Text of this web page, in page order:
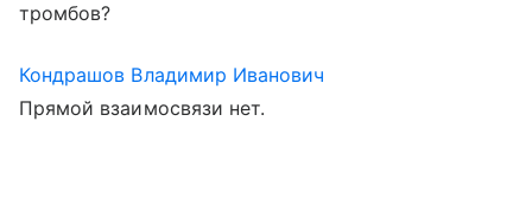
тромбов?
Кондрашов Владимир Иванович
Прямой взаимосвязи нет.